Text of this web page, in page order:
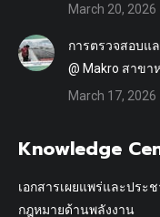
March 20, 2026
การตรวจสอบแ
@ Makro สาขา
March 17, 2026
Knowledge
เอกสารเผยแพร่และประ
กฎหมายด้านพลังงาน